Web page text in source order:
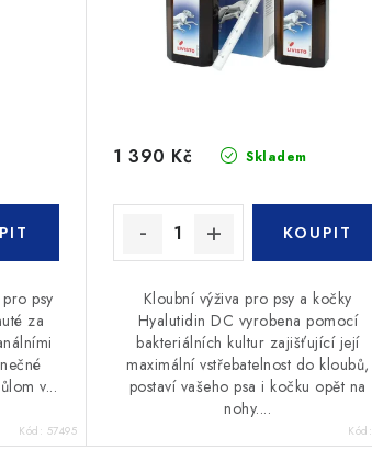
psy
za
v...
Kód: 57495
Skladem
1 390 Kč
Kloubní výživa pro psy a kočky
Hyalutidin DC vyrobena pomocí
bakteriálních kultur zajišťující její
maximální vstřebatelnost do kloubů,
postaví vašeho psa i kočku opět na
nohy....
Kód: